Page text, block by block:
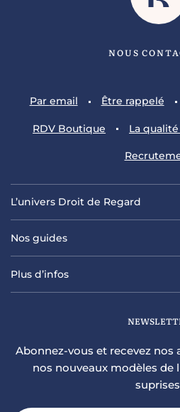
NOUS
Par email Être rappelé
RDV Boutique La qualité
L’univers Droit de Regard
Nos guides
Plus d’infos
Abonnez-vous et recevez nos
nos nouveaux modèles de